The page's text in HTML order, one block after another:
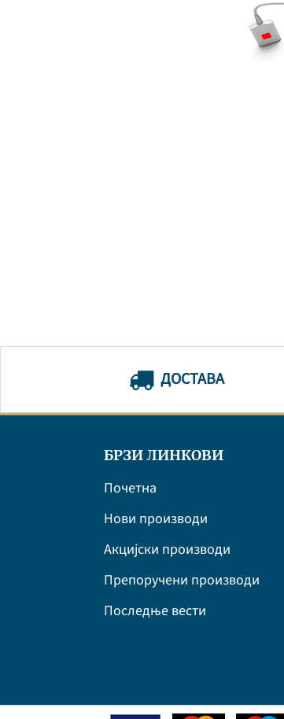
ДОСТАВА
БРЗИ ЛИНКОВИ
Почетна
Нови производи
Акцијски производи
Препоручени производи
Последње вести